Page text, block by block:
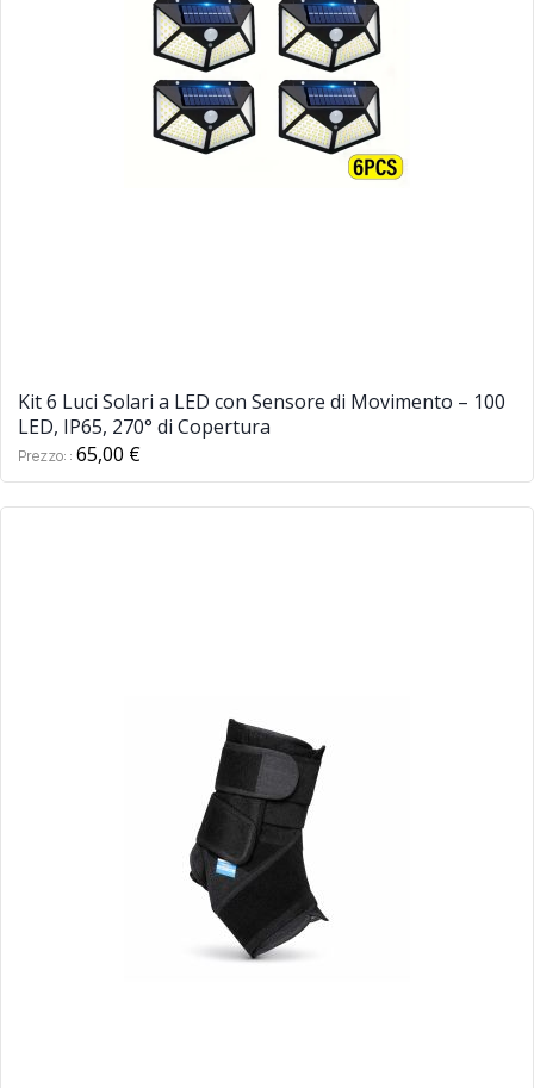
Kit 6 Luci Solari a LED con Sensore di Movimento – 100
LED, IP65, 270° di Copertura
Prezzo: 65,00 €